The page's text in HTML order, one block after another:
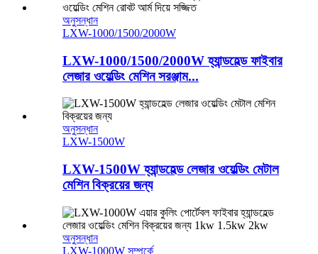
অনুসন্ধান
LXW-1000/1500/2000W
LXW-1000/1500/2000W হ্যান্ডহেল্ড ফাইবার
লেজার ওয়েল্ডিং মেশিন সরঞ্জাম...
অনুসন্ধান
LXW-1500W
LXW-1500W হ্যান্ডহেল্ড লেজার ওয়েল্ডিং মেটাল
মেশিন বিক্রয়ের জন্য
অনুসন্ধান
LXW-1000W সম্পর্কে